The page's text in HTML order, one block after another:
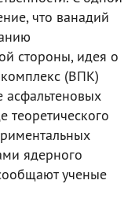
что ванадий
стороны, идея о
(ВПК)
асфальтеновых
теоретического
ядерного
ученые